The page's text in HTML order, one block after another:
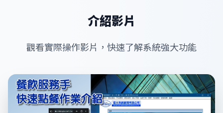
介紹影片
觀看實際操作影片，快速了解系統強大功能